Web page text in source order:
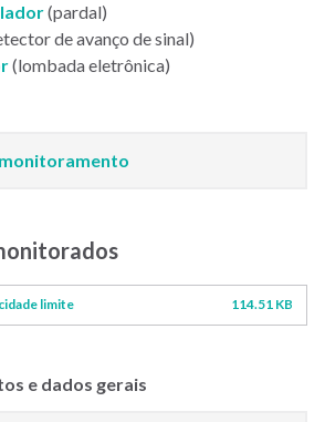
(pardal)
de avanço de sinal)
(lombada eletrônica)
limite 114.51 KB
e dados gerais